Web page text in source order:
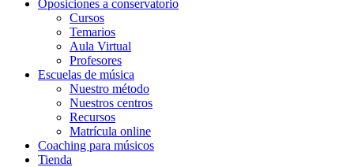
Oposiciones a conservatorio
Cursos
Temarios
Aula Virtual
Profesores
Escuelas de música
Nuestro método
Nuestros centros
Recursos
Matrícula online
Coaching para músicos
Tienda